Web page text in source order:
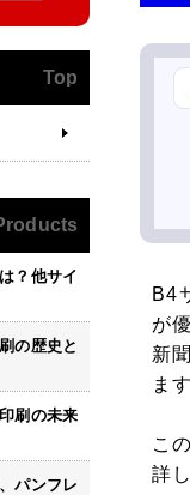
B4
が
新
ま
こ
詳
Top
？他サイ
の歴史と
刷の未来
パンフレ